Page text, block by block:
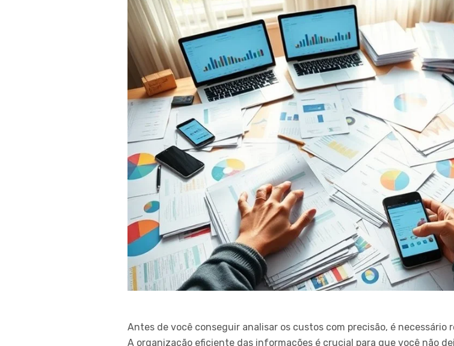
Antes de você conseguir analisar os custos com precisão, é
A organização eficiente das informações é crucial para que você não